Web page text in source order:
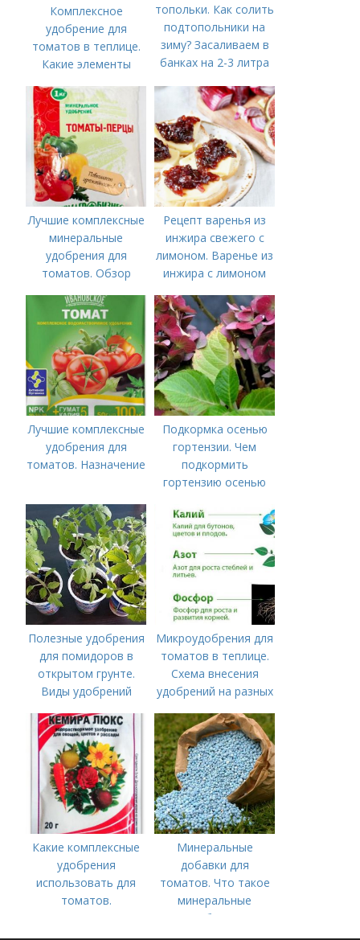
Комплексное
удобрение для
томатов в теплице.
Какие элементы
особенности их
внесения
топольки. Как солить
подтопольники на
зиму? Засаливаем в
банках на 2-3 литра
Лучшие комплексные
минеральные
удобрения для
томатов. Обзор
удобрений для
томатов: правила
внесения в почву
Рецепт варенья из
инжира свежего с
лимоном. Варенье из
инжира с лимоном
Лучшие комплексные
удобрения для
томатов. Назначение
Подкормка осенью
гортензии. Чем
подкормить
гортензию осенью
Полезные удобрения
для помидоров в
открытом грунте.
Виды удобрений
Микроудобрения для
томатов в теплице.
Схема внесения
удобрений на разных
помидоров
Какие комплексные
удобрения
использовать для
томатов.
комплексные
Минеральные
добавки для
томатов. Что такое
минеральные
удобрения